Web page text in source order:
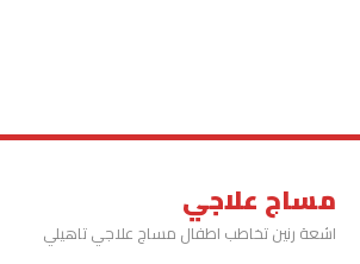
مساج علاجي
اشعة رنين تخاطب اطفال مساج علاجي تاهيلي